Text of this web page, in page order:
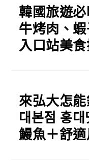
韓國旅遊
牛烤肉、
入口站美
來弘大怎能
대본점 홍
鰻魚＋舒